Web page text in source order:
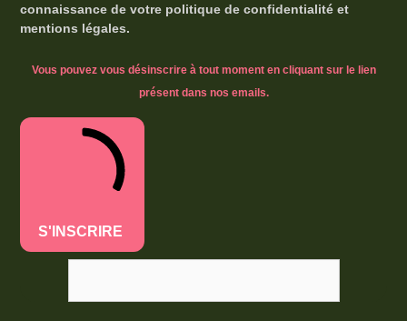
connaissance de votre politique de confidentialité et
mentions légales.
Vous pouvez vous désinscrire à tout moment en cliquant sur le lien
présent dans nos emails.
S'INSCRIRE